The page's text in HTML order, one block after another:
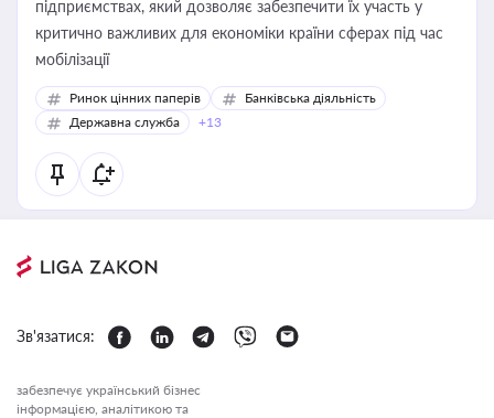
підприємствах, який дозволяє забезпечити їх участь у
критично важливих для економіки країни сферах під час
мобілізації
Ринок цінних паперів
Банківська діяльність
Державна служба
+13
Зв'язатися:
забезпечує український бізнес
інформацією, аналітикою та